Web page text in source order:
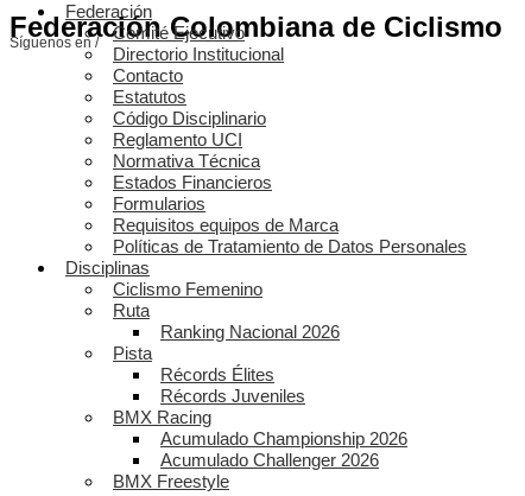
Federación Colombiana de Ciclismo
Síguenos en /
Federación
Comité Ejecutivo
Directorio Institucional
Contacto
Estatutos
Código Disciplinario
Reglamento UCI
Normativa Técnica
Estados Financieros
Formularios
Requisitos equipos de Marca
Políticas de Tratamiento de Datos Personales
Disciplinas
Ciclismo Femenino
Ruta
Ranking Nacional 2026
Pista
Récords Élites
Récords Juveniles
BMX Racing
Acumulado Championship 2026
Acumulado Challenger 2026
BMX Freestyle